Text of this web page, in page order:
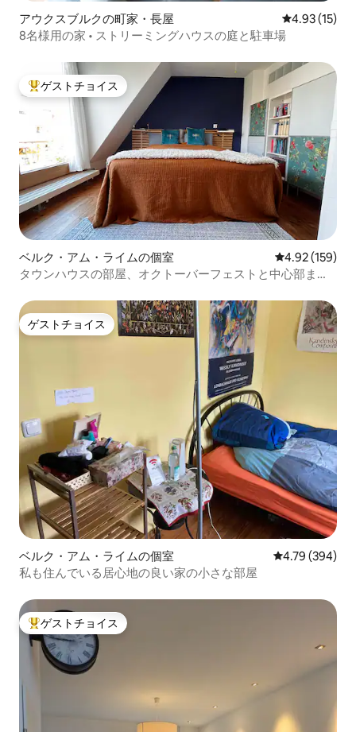
アウクスブルクの町家・長屋 レビュー15
4.93 (15)
8名様用の家 • ストリーミングハウスの庭と駐車場
大好評のゲストチョイスです。
ゲストチョイス
ベルク・アム・ライムの個室 レビュー159
4.92 (159)
タウンハウスの部屋、オクトーバーフェストと中心部まで
ゲストチョイス
ゲストチョイス
ベルク・アム・ライムの個室 レビュー394
4.79 (394)
私も住んでいる居心地の良い家の小さな部屋
大好評のゲストチョイスです。
ゲストチョイス